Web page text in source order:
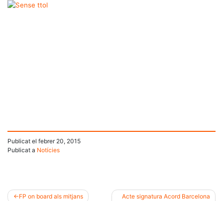
Publicat el febrer 20, 2015
Publicat a Notícies
FP on board als mitjans
Acte signatura Acord Barcelona